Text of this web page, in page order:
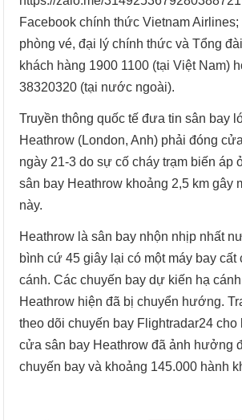
Facebook chính thức Vietnam
phòng vé, đại lý chính thức và Tổng
khách hàng 1900 1100 (tại Việt Nam)
38320320 (tại nước ngoài).
Truyền thông quốc tế đưa tin sân bay
Heathrow (London, Anh) phải đóng
ngày 21-3 do sự cố cháy trạm biến áp
sân bay Heathrow khoảng 2,5 km gây
này.
Heathrow là sân bay nhộn nhịp nhất
bình cứ 45 giây lại có một máy bay cất
cánh. Các chuyến bay dự kiến hạ
Heathrow hiện đã bị chuyển hướng.
theo dõi chuyến bay Flightradar24 cho
cửa sân bay Heathrow đã ảnh hưởng
chuyến bay và khoảng 145.000 hành